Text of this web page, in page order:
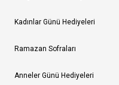
Kadınlar Günü Hediyeleri
Ramazan Sofraları
Anneler Günü Hediyeleri